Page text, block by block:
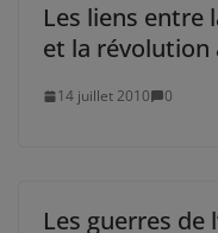
Les liens entre
et la révolution
14 juillet 2010 0
Les guerres de